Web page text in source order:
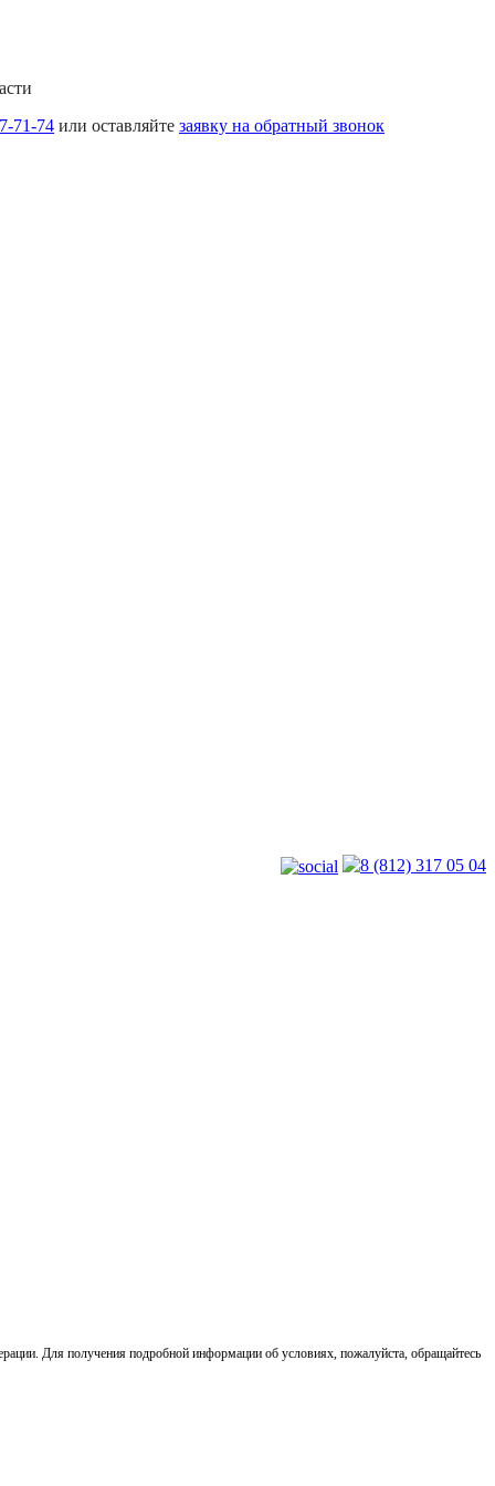
71-74 или оставляйте заявку на обратный звонок
8 (812) 317 05 04
Для получения подробной информации об условиях, пожалуйста, обращайтесь